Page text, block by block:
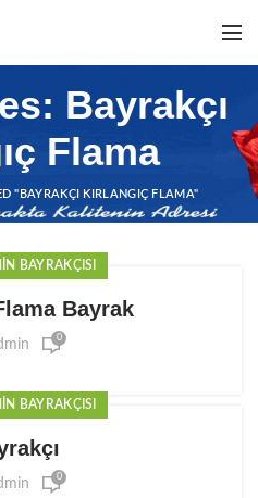
Bayrakçı
Flama
"BAYRAKÇI KIRLANGIÇ FLAMA"
BAYRAKÇISI
Bayrak
0
BAYRAKÇISI
0